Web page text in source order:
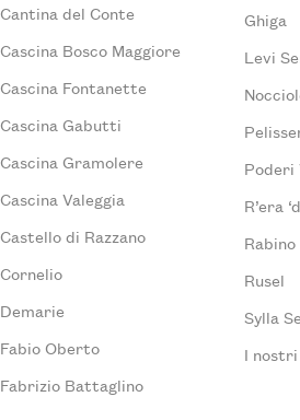
Cantina del Conte
Cascina Bosco Maggiore
Cascina Fontanette
Cascina Gabutti
Cascina Gramolere
Cascina Valeggia
Castello di Razzano
Cornelio
Demarie
Fabio Oberto
Fabrizio Battaglino
Ghiga
Levi
Poderi
R’era
Rusel
Sylla
I